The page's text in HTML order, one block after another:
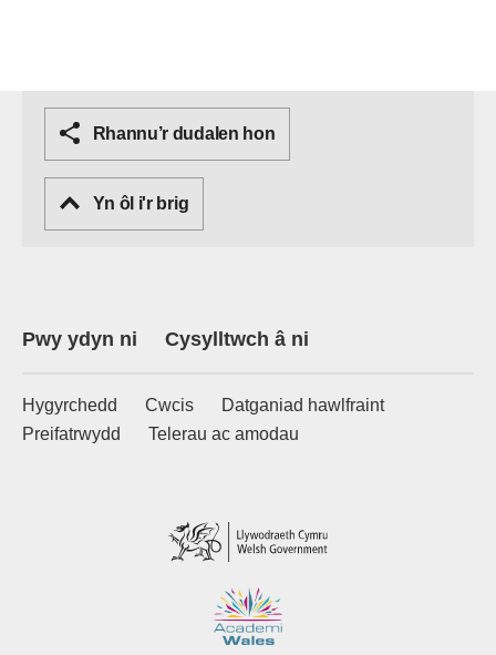
Rhannu’r dudalen hon
Yn ôl i'r brig
Pwy ydyn ni Cysylltwch â ni
Hygyrchedd Cwcis
Datganiad hawlfraint
Preifatrwydd
Telerau ac amodau